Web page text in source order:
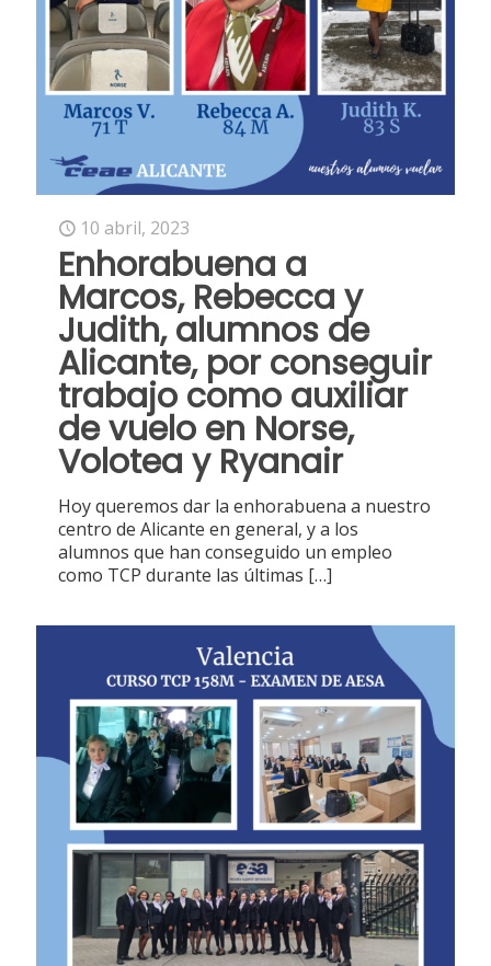
10 abril, 2023
Enhorabuena a
Marcos, Rebecca y
Judith, alumnos de
Alicante, por conseguir
trabajo como auxiliar
de vuelo en Norse,
Volotea y Ryanair
Hoy queremos dar la enhorabuena a nuestro
centro de Alicante en general, y a los
alumnos que han conseguido un empleo
como TCP durante las últimas […]